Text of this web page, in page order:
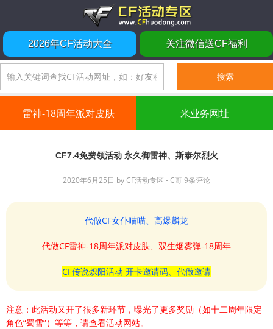
2026年CF活动大全 关注微信送CF福利
雷神-18周年派对皮肤 米业务网址
CF7.4免费领活动 永久御雷神、斯泰尔烈火
2020年6月25日 byCF活动专区 - C哥9条评论
代做CF女仆喵喵、高爆麟龙
代做CF雷神-18周年派对皮肤、双生烟雾弹-18周年
CF传说炽阳活动 开卡邀请码、代做邀请
注意：此活动又开了很多新环节，曝光了更多奖励（如十二周年限定
角色“蜀雪”）等等，请查看活动网站。